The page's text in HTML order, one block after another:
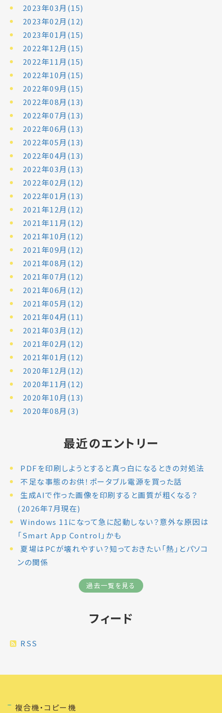
2023年03月(15)
2023年02月(12)
2023年01月(15)
2022年12月(15)
2022年11月(15)
2022年10月(15)
2022年09月(15)
2022年08月(13)
2022年07月(13)
2022年06月(13)
2022年05月(13)
2022年04月(13)
2022年03月(13)
2022年02月(12)
2022年01月(13)
2021年12月(12)
2021年11月(12)
2021年10月(12)
2021年09月(12)
2021年08月(12)
2021年07月(12)
2021年06月(12)
2021年05月(12)
2021年04月(11)
2021年03月(12)
2021年02月(12)
2021年01月(12)
2020年12月(12)
2020年11月(12)
2020年10月(13)
2020年08月(3)
最近のエントリー
PDFを印刷しようとすると真っ白になるときの対処法
不足な事態のお供！ポータブル電源を買った話
生成AIで作った画像を印刷すると画質が粗くなる？
(2026年7月現在)
Windows 11になって急に起動しない？意外な原因は
「Smart App Control」かも
夏場はPCが壊れやすい？知っておきたい「熱」とパソコ
ンの関係
過去一覧を見る
フィード
RSS
複合機・コピー機